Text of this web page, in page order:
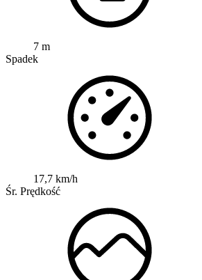
7 m
Spadek
17,7 km/h
Śr. Prędkość